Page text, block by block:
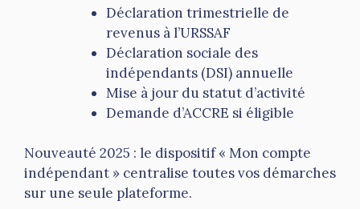
Déclaration trimestrielle de
revenus à l’URSSAF
Déclaration sociale des
indépendants (DSI) annuelle
Mise à jour du statut d’activité
Demande d’ACCRE si éligible
Nouveauté 2025 : le dispositif « Mon compte
indépendant » centralise toutes vos démarches
sur une seule plateforme.